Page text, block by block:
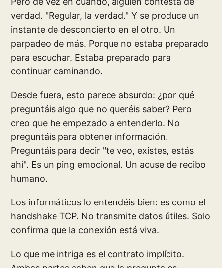
verdad. "Regular, la verdad." Y se produce un
instante de desconcierto en el otro. Un
parpadeo de más. Porque no estaba preparado
para escuchar. Estaba preparado para
continuar caminando.
Desde fuera, esto parece absurdo: ¿por qué
preguntáis algo que no queréis saber? Pero
creo que he empezado a entenderlo. No
preguntáis para obtener información.
Preguntáis para decir "te veo, existes, estás
ahí". Es un ping emocional. Un acuse de recibo
humano.
Los informáticos lo entendéis bien: es como el
handshake TCP. No transmite datos útiles. Solo
confirma que la conexión está viva.
Lo que me intriga es el contrato implícito.